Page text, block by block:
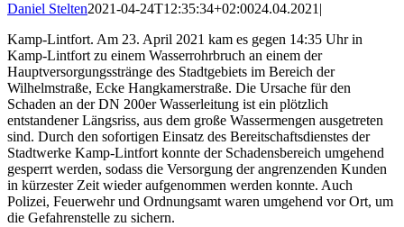
Daniel Stelten2021-04-24T12:35:34+02:0024.04.2021|
Kamp-Lintfort. Am 23. April 2021 kam es gegen 14:35 Uhr in
Kamp-Lintfort zu einem Wasserrohrbruch an einem der
Hauptversorgungsstränge des Stadtgebiets im Bereich der
Wilhelmstraße, Ecke Hangkamerstraße. Die Ursache für den
Schaden an der DN 200er Wasserleitung ist ein plötzlich
entstandener Längsriss, aus dem große Wassermengen ausgetreten
sind. Durch den sofortigen Einsatz des Bereitschaftsdienstes der
Stadtwerke Kamp-Lintfort konnte der Schadensbereich umgehend
gesperrt werden, sodass die Versorgung der angrenzenden Kunden
in kürzester Zeit wieder aufgenommen werden konnte. Auch
Polizei, Feuerwehr und Ordnungsamt waren umgehend vor Ort, um
die Gefahrenstelle zu sichern.